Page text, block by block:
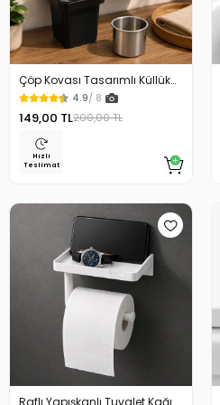
Çöp Kovası Tasarımlı Küllük
Duvar Masaüstü ve Araç İçin
Uygun Kullanım
4.9/ 8
149,00 TL200,00 TL
Hızlı
Teslimat